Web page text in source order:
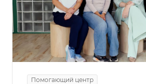
Помогающий центр